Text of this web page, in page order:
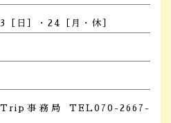
日］・24［月・休］
事務局 TEL070-2667-